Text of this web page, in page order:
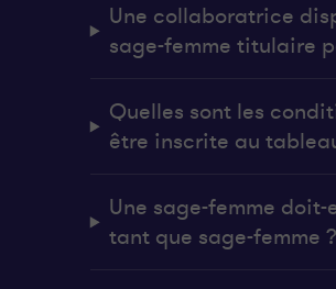
Une collaboratrice
sage-femme titulaire
Quelles sont les
être inscrite au
Une sage-femme doit-
tant que sage-femme ?